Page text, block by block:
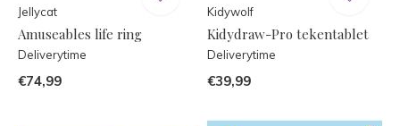
Jellycat
Amuseables life ring
Deliverytime
€74,99
Kidywolf
Kidydraw-Pro tekentablet
Deliverytime
€39,99